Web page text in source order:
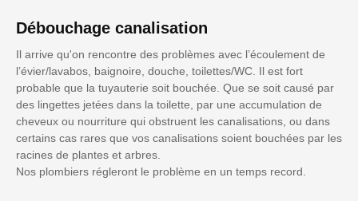
Débouchage canalisation
Il arrive qu'on rencontre des problèmes avec l’écoulement de
l’évier/lavabos, baignoire, douche, toilettes/WC. Il est fort
probable que la tuyauterie soit bouchée. Que se soit causé par
des lingettes jetées dans la toilette, par une accumulation de
cheveux ou nourriture qui obstruent les canalisations, ou dans
certains cas rares que vos canalisations soient bouchées par les
racines de plantes et arbres.
Nos plombiers régleront le problème en un temps record.